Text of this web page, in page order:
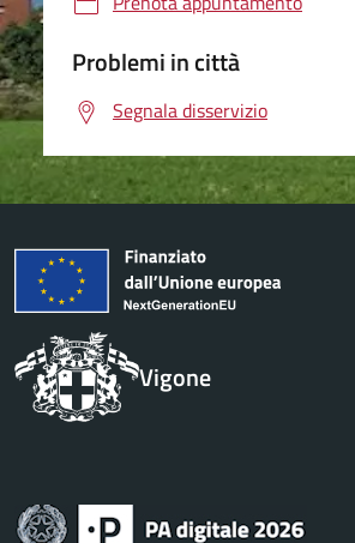
Problemi in città
Segnala disservizio
Vigone